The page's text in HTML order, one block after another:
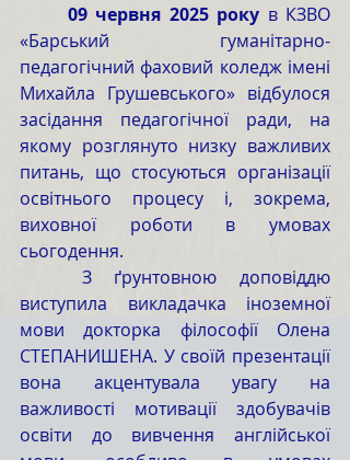
	09 червня 2025 року
в КЗВО
«Барський гуманітарно-
педагогічний фаховий коледж імені
Михайла Грушевського» відбулося
засідання педагогічної ради, на
якому розглянуто низку важливих
питань, що стосуються організації
освітнього процесу і, зокрема,
виховної роботи в умовах
сьогодення.
виступила викладачка іноземної
мови докторка філософії Олена
СТЕПАНИШЕНА. У своїй презентації
вона акцентувала увагу на
важливості мотивації здобувачів
освіти до вивчення англійської